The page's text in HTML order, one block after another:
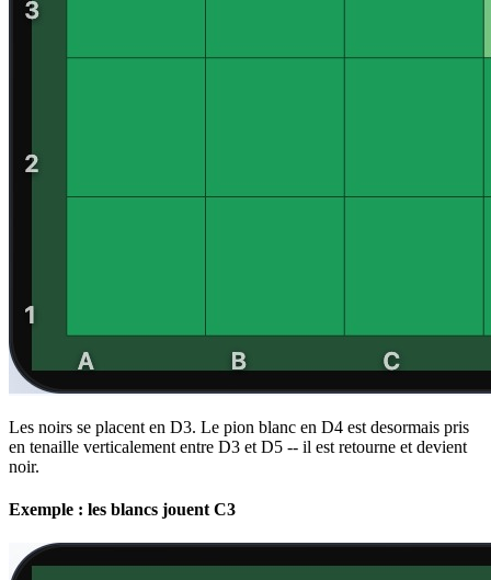
Les noirs se placent en D3. Le pion blanc en D4 est desormais pris
en tenaille verticalement entre D3 et D5 -- il est retourne et devient
noir.
Exemple : les blancs jouent C3